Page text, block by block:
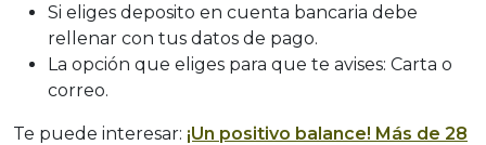
Si eliges deposito en cuenta bancaria debe
rellenar con tus datos de pago.
La opción que eliges para que te avises: Carta o
correo.
Te puede interesar: ¡Un positivo balance! Más de 28